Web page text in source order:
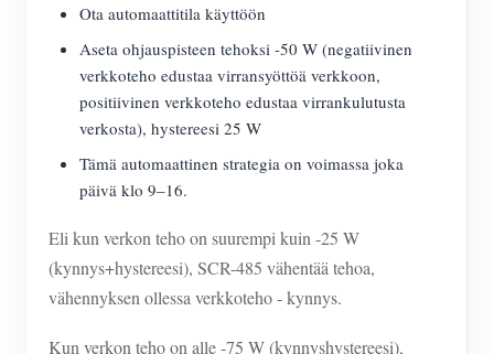
Ota automaattitila käyttöön
Aseta ohjauspisteen tehoksi -50 W (negatiivinen
verkkoteho edustaa virransyöttöä verkkoon,
positiivinen verkkoteho edustaa virrankulutusta
verkosta), hystereesi 25 W
Tämä automaattinen strategia on voimassa joka
päivä klo 9–16.
Eli kun verkon teho on suurempi kuin -25 W
(kynnys+hystereesi), SCR-485 vähentää tehoa,
vähennyksen ollessa verkkoteho - kynnys.
Kun verkon teho on alle -75 W (kynnyshystereesi),